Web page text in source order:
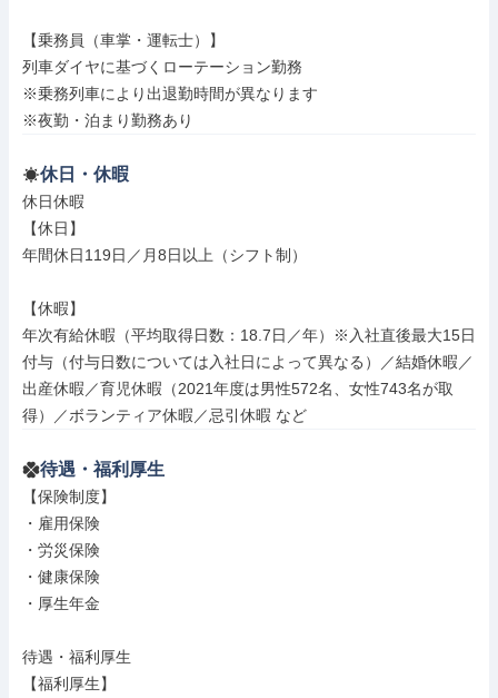
【乗務員（車掌・運転士）】
列車ダイヤに基づくローテーション勤務
※乗務列車により出退勤時間が異なります
※夜勤・泊まり勤務あり
休日・休暇
休日休暇
【休日】
年間休日119日／月8日以上（シフト制）
【休暇】
年次有給休暇（平均取得日数：18.7日／年）※入社直後最大15日
付与（付与日数については入社日によって異なる）／結婚休暇／
出産休暇／育児休暇（2021年度は男性572名、女性743名が取
得）／ボランティア休暇／忌引休暇 など
待遇・福利厚生
【保険制度】
・雇用保険
・労災保険
・健康保険
・厚生年金
待遇・福利厚生
【福利厚生】